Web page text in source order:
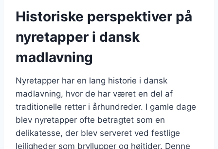
Historiske perspektiver på
nyretapper i dansk
madlavning
Nyretapper har en lang historie i dansk
madlavning, hvor de har været en del af
traditionelle retter i århundreder. I gamle dage
blev nyretapper ofte betragtet som en
delikatesse, der blev serveret ved festlige
lejligheder som bryllupper og højtider. Denne